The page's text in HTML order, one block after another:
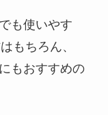
も使いやす
もちろん、
もおすすめの